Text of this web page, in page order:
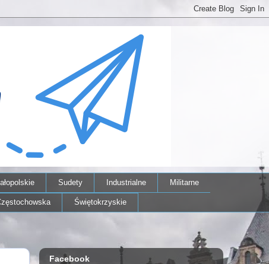
Sudety Industrialne Militarne
Świętokrzyskie
Facebook